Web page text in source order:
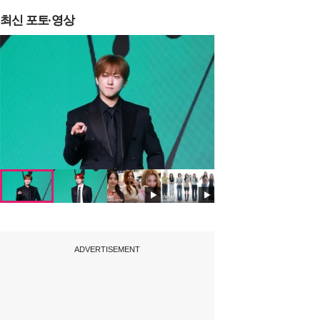
최신 포토·영상
ADVERTISEMENT